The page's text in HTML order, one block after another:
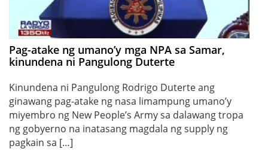
Pag-atake ng umano’y mga NPA sa Samar,
kinundena ni Pangulong Duterte
Kinundena ni Pangulong Rodrigo Duterte ang
ginawang pag-atake ng nasa limampung umano’y
miyembro ng New People’s Army sa dalawang tropa
ng gobyerno na inatasang magdala ng supply ng
pagkain sa […]